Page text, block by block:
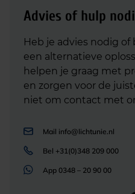
Advies of hulp
Heb je advies nodig of
een alternatieve
helpen je graag met
en zorgen voor de
niet om contact met
Mail info@lichtunie.nl
Bel +31(0)348 209 000
App 0348 – 20 90 00